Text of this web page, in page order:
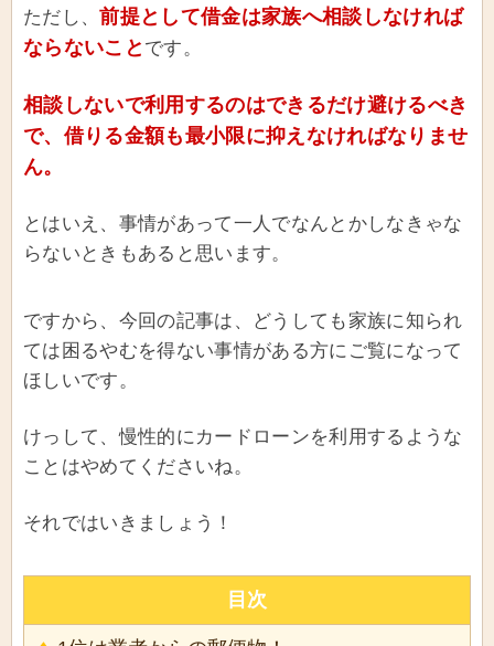
ただし、前提として借金は家族へ相談しなければ
ならないこと です。
相談しないで利用するのはできるだけ避けるべき
で、借りる金額も最小限に抑えなければなりませ
ん。
とはいえ、事情があって一人でなんとかしなきゃな
らないときもあると思います。
ですから、今回の記事は、どうしても家族に知られ
ては困るやむを得ない事情がある方にご覧になって
ほしいです。
けっして、慢性的にカードローンを利用するような
ことはやめてくださいね。
それではいきましょう！
目次